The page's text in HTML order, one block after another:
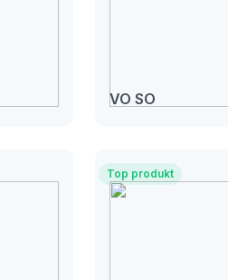
VO SO
Top produkt